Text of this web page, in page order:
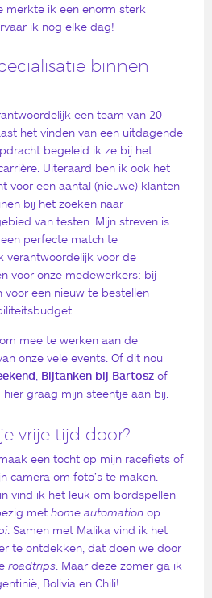
merkte ik een enorm sterk
ik nog elke dag!
binnen
een team van 20
het vinden van een uitdagende
begeleid ik ze bij het
Uiteraard ben ik ook het
voor een aantal (nieuwe) klanten
bij het zoeken naar
van testen. Mijn streven is
perfecte match te
verantwoordelijk voor de
voor onze medewerkers: bij
voor een nieuw te bestellen
mee te werken aan de
onze vele events. Of dit nou
Bijtanken bij Bartosz of
graag mijn steentje aan bij.
vrije tijd door?
een tocht op mijn racefiets of
camera om foto’s te maken.
vind ik het leuk om bordspellen
met home automation op
. Samen met Malika vind ik het
te ontdekken, dat doen we door
roadtrips . Maar deze zomer ga ik
Bolivia en Chili!